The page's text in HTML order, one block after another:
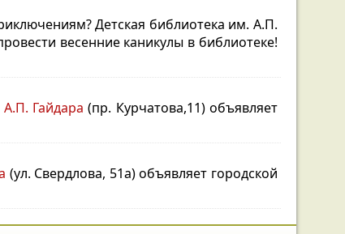
Детская библиотека им. А.П.
весенние каникулы в библиотеке!
А.П. Гайдара(пр. Курчатова,11) объявляет
(ул. Свердлова, 51а) объявляет городской